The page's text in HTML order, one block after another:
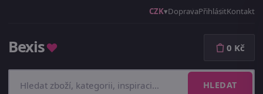
CZK DopravaPřihlásitKontakt
Bexis♥
HLEDAT
0 Kč